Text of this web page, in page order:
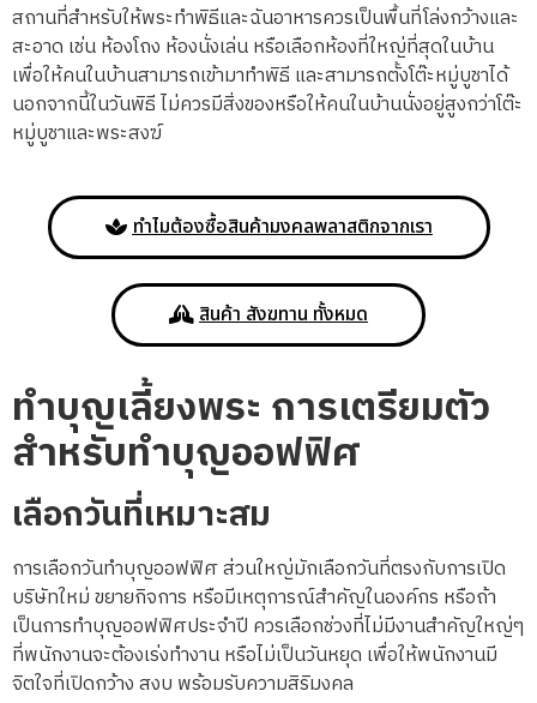
สถานที่สำหรับให้พระทำพิธีและฉันอาหารควรเป็นพื้นที่โล่งกว้างและ
สะอาด เช่น ห้องโถง ห้องนั่งเล่น หรือเลือกห้องที่ใหญ่ที่สุดในบ้าน
เพื่อให้คนในบ้านสามารถเข้ามาทำพิธี และสามารถตั้งโต๊ะหมู่บูชาได้
นอกจากนี้ในวันพิธี ไม่ควรมีสิ่งของหรือให้คนในบ้านนั่งอยู่สูงกว่าโต๊ะ
หมู่บูชาและพระสงฆ์
ทำไมต้องซื้อสินค้ามงคลพลาสติกจากเรา
สินค้า สังฆทาน ทั้งหมด
ทำบุญเลี้ยงพระ การเตรียมตัว
สำหรับทำบุญออฟฟิศ
เลือกวันที่เหมาะสม
การเลือกวันทำบุญออฟฟิศ ส่วนใหญ่มักเลือกวันที่ตรงกับการเปิด
บริษัทใหม่ ขยายกิจการ หรือมีเหตุการณ์สำคัญในองค์กร หรือถ้า
เป็นการทำบุญออฟฟิศประจำปี ควรเลือกช่วงที่ไม่มีงานสำคัญใหญ่ๆ
ที่พนักงานจะต้องเร่งทำงาน หรือไม่เป็นวันหยุด เพื่อให้พนักงานมี
จิตใจที่เปิดกว้าง สงบ พร้อมรับความสิริมงคล